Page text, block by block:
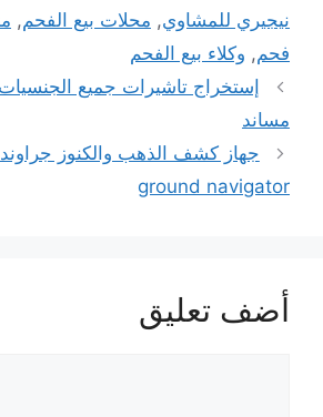
نيجيري للمشاوي, محلات بيع الفحم,
فحم, وكلاء بيع الفحم
إستخراج تاشيرات جميع
مساند
ground navigator
أضف تعليق